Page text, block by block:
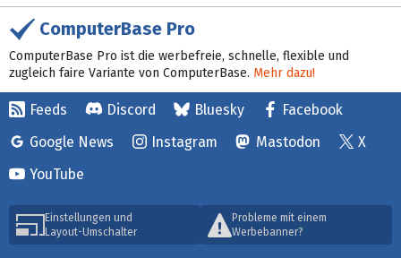
ComputerBase Pro
ComputerBase Pro ist die werbefreie, schnelle, flexible und
zugleich faire Variante von ComputerBase. Mehr dazu!
Feeds Discord Bluesky
Facebook
Google News
Instagram Mastodon
X
YouTube
Einstellungen und
Layout-Umschalter
Probleme mit einem
Werbebanner?